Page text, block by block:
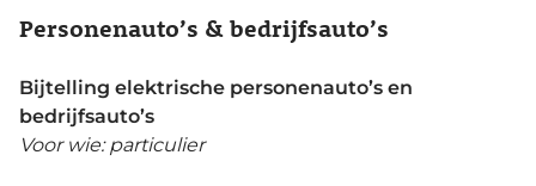
Personenauto’s & bedrijfsauto’s
Bijtelling elektrische personenauto’s en
bedrijfsauto’s
Voor wie: particulier